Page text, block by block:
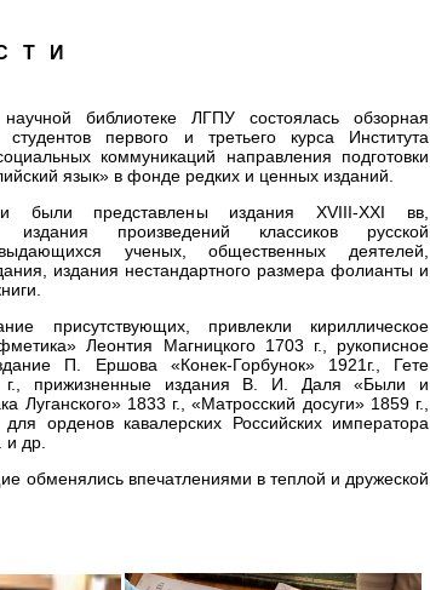
Т И
библиотеке ЛГПУ состоялась обзорная
студентов первого и третьего курса Института
коммуникаций направления подготовки
язык» в фонде редких и ценных изданий.
были представлены издания XVIII-XХI вв,
издания произведений классиков русской
ученых, общественных деятелей,
издания нестандартного размера фолианты и
присутствующих, привлекли кириллическое
Леонтия Магницкого 1703 г., рукописное
П. Ершова «Конек-Горбунок» 1921г., Гете
г., прижизненные издания В. И. Даля «Были и
Луганского» 1833 г., «Матросский досуги» 1859 г.,
для орденов кавалерских Российских императора
и др.
обменялись впечатлениями в теплой и дружеской